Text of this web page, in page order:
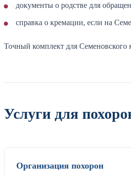
документы о родстве для
справка о кремации, если на
Точный комплект для Семеновского
Услуги для
Организация похорон